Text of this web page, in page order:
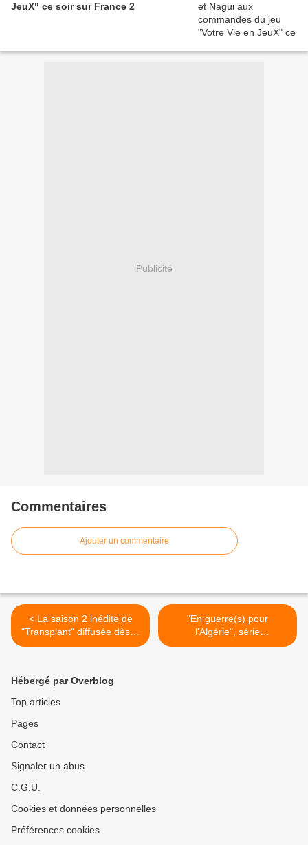
JeuX" ce soir sur France 2
Publicité
Commentaires
Ajouter un commentaire
< La saison 2 inédite de
"Transplant" diffusée dès le
15 mars sur Warner TV
"En guerre(s) pour
l'Algérie", série
documentaire inédite
Hébergé par Overblog
Top articles
Pages
Contact
Signaler un abus
C.G.U.
Cookies et données personnelles
Préférences cookies